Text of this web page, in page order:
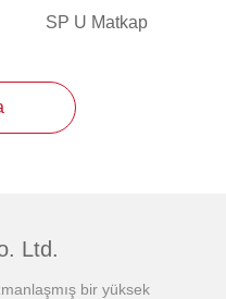
SP U Matkap
Ltd.
bir yüksek